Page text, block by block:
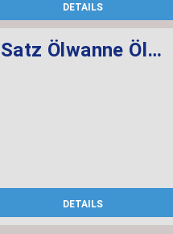
DETAILS
Satz Ölwanne Ölfilter Automatikgetriebe
DETAILS